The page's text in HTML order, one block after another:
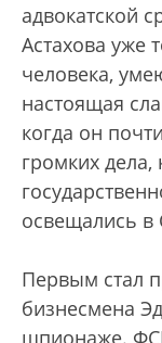
адвокатской
Астахова уже
человека,
настоящая
когда он
громких
освещались
Первым стал
бизнесмена
шпионаже.